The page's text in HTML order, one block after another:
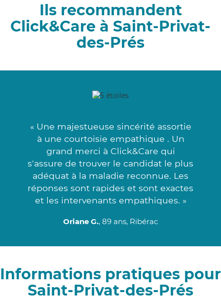
Ils recommandent
Click&Care à Saint-Privat-
des-Prés
« Une majestueuse sincérité assortie
à une courtoisie empathique . Un
grand merci à Click&Care qui
s'assure de trouver le candidat le plus
adéquat à la maladie reconnue. Les
réponses sont rapides et sont exactes
et les intervenants empathiques. »
Oriane G., 89 ans, Ribérac
Informations pratiques pour
Saint-Privat-des-Prés